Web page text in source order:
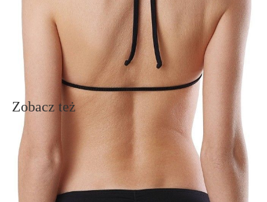
Ten produkt nie ma pytań Możesz zadać pytanie, klikając przycisk
Zadaj pytanie
Nowe pytanie
Zobacz też